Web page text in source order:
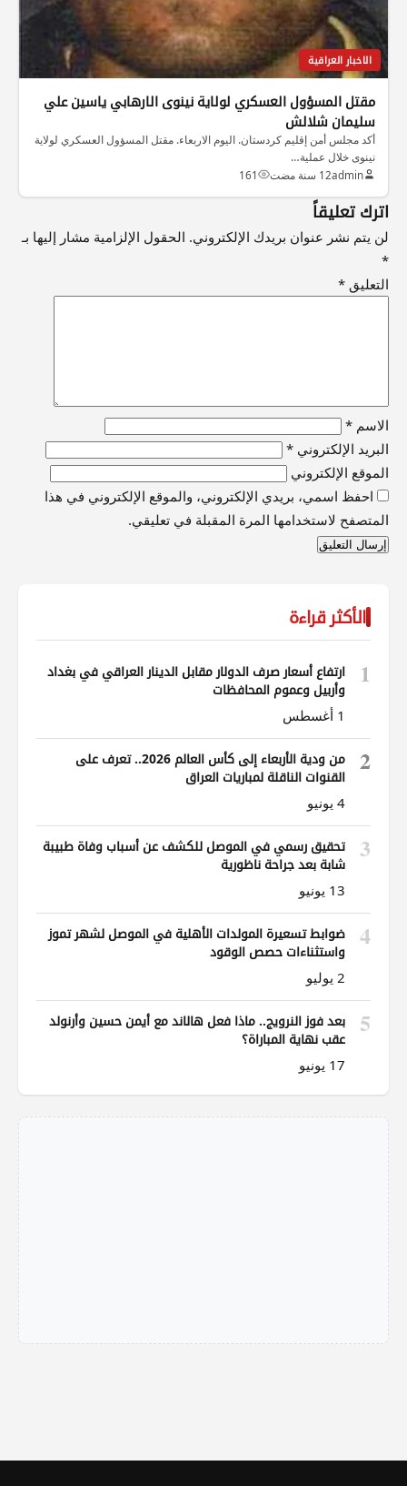
الاخبار العراقية
مقتل المسؤول العسكري لولاية نينوى الارهابي ياسين علي
سليمان شلالش
أكد مجلس أمن إقليم كردستان. اليوم الاربعاء. مقتل المسؤول العسكري لولاية
نينوى خلال عملية…
admin12 سنة مضت 161
اترك تعليقاً
لن يتم نشر عنوان بريدك الإلكتروني. الحقول الإلزامية مشار إليها بـ
*
التعليق *
الاسم *
البريد الإلكتروني *
الموقع الإلكتروني
احفظ اسمي، بريدي الإلكتروني، والموقع الإلكتروني في هذا
المتصفح لاستخدامها المرة المقبلة في تعليقي.
الأكثر قراءة
1
ارتفاع أسعار صرف الدولار مقابل الدينار العراقي في بغداد
وأربيل وعموم المحافظات
1 أغسطس
2
من ودية الأربعاء إلى كأس العالم 2026.. تعرف على
القنوات الناقلة لمباريات العراق
4 يونيو
3
تحقيق رسمي في الموصل للكشف عن أسباب وفاة طبيبة
شابة بعد جراحة ناظورية
13 يونيو
4
ضوابط تسعيرة المولدات الأهلية في الموصل لشهر تموز
واستثناءات حصص الوقود
2 يوليو
5
بعد فوز النرويج.. ماذا فعل هالاند مع أيمن حسين وأرنولد
عقب نهاية المباراة؟
17 يونيو